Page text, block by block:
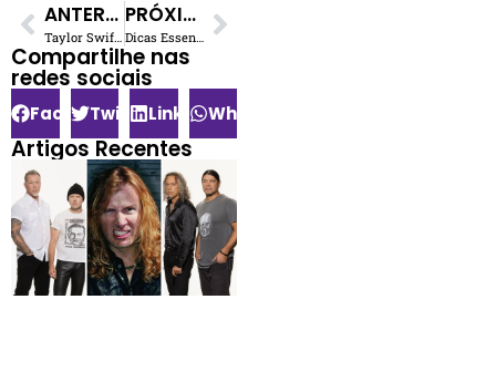
ANTERIOR
Taylor Swift: Além da ‘Eras Tour’, novo evento abala bilheterias
PRÓXIMO
Dicas Essenciais para Montar o Setlist Perfeito
Compartilhe nas
redes sociais​
FacebookTwitterLinkedInWhatsApp
Artigos Recentes